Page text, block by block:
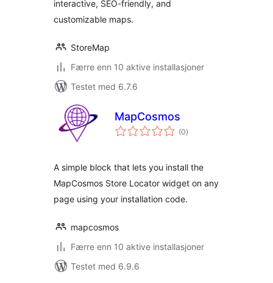
interactive, SEO-friendly, and
customizable maps.
StoreMap
Færre enn 10 aktive installasjoner
Testet med 6.7.6
MapCosmos
(0totale
vurderinger
)
A simple block that lets you install the
MapCosmos Store Locator widget on any
page using your installation code.
mapcosmos
Færre enn 10 aktive installasjoner
Testet med 6.9.6